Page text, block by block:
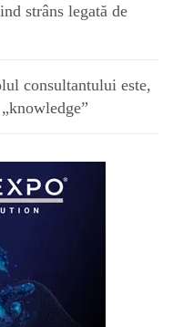
strâns legată de
consultantului este,